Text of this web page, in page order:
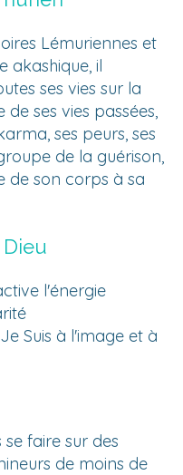
Lémuriennes et
akashique, il
ses vies sur la
ses vies passées,
ses peurs, ses
de la guérison,
de son corps à sa
l'énergie
Suis à l'image et à
faire sur des
de moins de